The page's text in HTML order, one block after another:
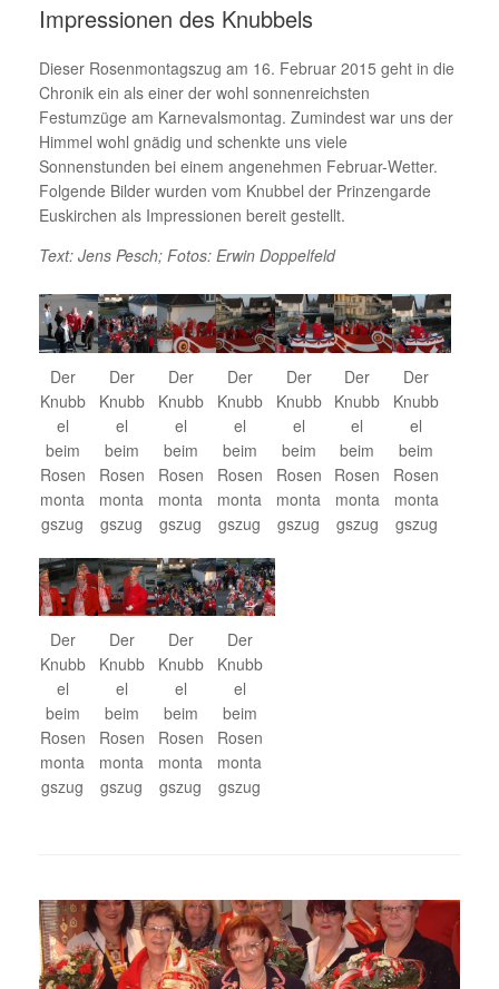
Impressionen des Knubbels
Dieser Rosenmontagszug am 16. Februar 2015 geht in die
Chronik ein als einer der wohl sonnenreichsten
Festumzüge am Karnevalsmontag. Zumindest war uns der
Himmel wohl gnädig und schenkte uns viele
Sonnenstunden bei einem angenehmen Februar-Wetter.
Folgende Bilder wurden vom Knubbel der Prinzengarde
Euskirchen als Impressionen bereit gestellt.
Text: Jens Pesch; Fotos: Erwin Doppelfeld
Der
Knubb
el
beim
Rosen
monta
gszug
Der
Knubb
el
beim
Rosen
monta
gszug
Der
Knubb
el
beim
Rosen
monta
gszug
Der
Knubb
el
beim
Rosen
monta
gszug
Der
Knubb
el
beim
Rosen
monta
gszug
Der
Knubb
el
beim
Rosen
monta
gszug
Der
Knubb
el
beim
Rosen
monta
gszug
Der
Knubb
el
beim
Rosen
monta
gszug
Der
Knubb
el
beim
Rosen
monta
gszug
Der
Knubb
el
beim
Rosen
monta
gszug
Der
Knubb
el
beim
Rosen
monta
gszug